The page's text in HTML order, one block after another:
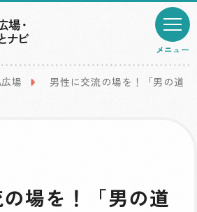
メニュー
場 男性に交流の場を！「男の道
場を！「男の道